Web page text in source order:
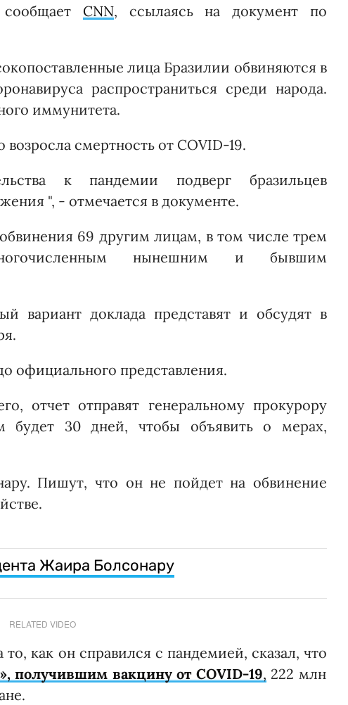
CNN, ссылаясь на документ по
лица Бразилии обвиняются в
распространиться среди народа.
иммунитета.
возросла смертность от COVID-19.
к пандемии подверг бразильцев
", - отмечается в документе.
69 другим лицам, в том числе трем
нынешним и бывшим
вариант доклада представят и обсудят в
официального представления.
отчет отправят генеральному прокурору
будет 30 дней, чтобы объявить о мерах,
Пишут, что он не пойдет на обвинение
Жаира Болсонару
RELATED VIDEO
как он справился с пандемией, сказал, что
получившим вакцину от COVID-19, 222 млн